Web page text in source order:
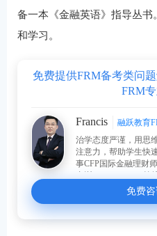
备一本《金融英语》指导丛
和学习。
免费提供FRM备考类问
FRM
Francis
融跃教育
治学态度严谨，用思
注意力，帮助学生快
事CFP国际金融理财
内训、FRM、CFA等
免费